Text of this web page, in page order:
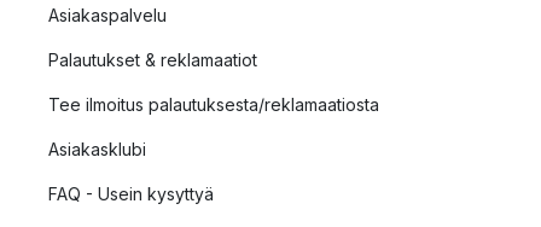
Asiakaspalvelu
Palautukset & reklamaatiot
Tee ilmoitus palautuksesta/reklamaatiosta
Asiakasklubi
FAQ - Usein kysyttyä